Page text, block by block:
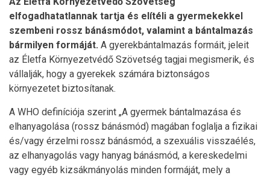
elfogadhatatlannak tartja és elítéli a gyermekekkel
szembeni rossz bánásmódot, valamint a bántalmazás
bármilyen formáját. A gyerekbántalmazás formáit, jeleit
az Életfa Környezetvédő Szövetség tagjai megismerik, és
vállalják, hogy a gyerekek számára biztonságos
környezetet biztosítanak.
A WHO definíciója szerint „A gyermek bántalmazása és
elhanyagolása (rossz bánásmód) magában foglalja a fizikai
és/vagy érzelmi rossz bánásmód, a szexuális visszaélés,
az elhanyagolás vagy hanyag bánásmód, a kereskedelmi
vagy egyéb kizsákmányolás minden formáját, mely a